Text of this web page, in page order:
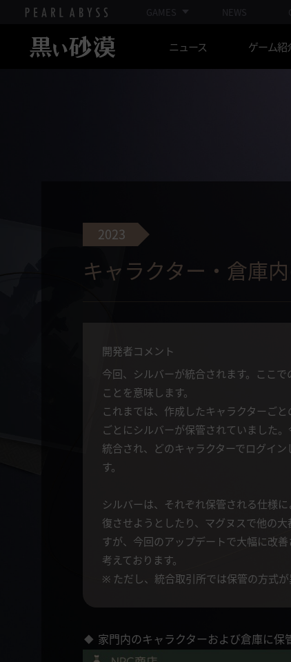
GAMES NEWS
ニュース ゲーム紹
2023
キャラクター・倉庫
開発者コメント
今回、シルバーが統合されます。ここ
ことを意味します。
これまでは、作成したキャラクターご
ごとにシルバーが保管されていました
統合され、どのキャラクターでログイ
す。
シルバーは、それぞれ保管される仕様
復させようとしたり、マグヌスで他の
すが、今回のアップデートで大幅に改
考えております。
※ ただし、統合取引所では保管の方式
家門内のキャラクターおよび倉庫に保